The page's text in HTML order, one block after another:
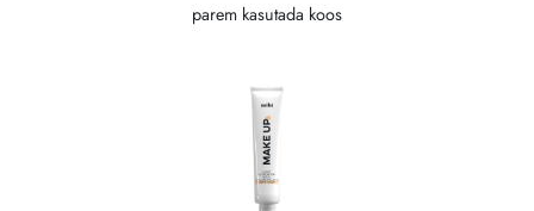
parem kasutada koos